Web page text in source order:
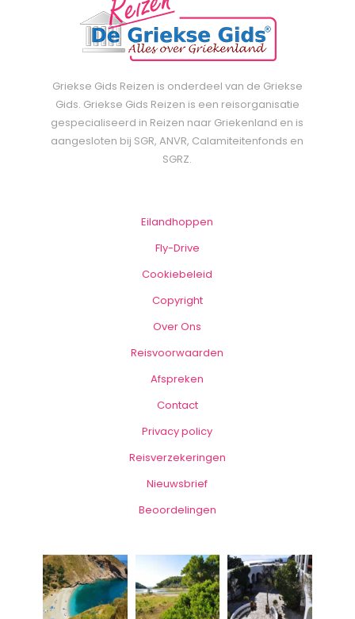
Griekse Gids Reizen is onderdeel van de Griekse
Gids. Griekse Gids Reizen is een reisorganisatie
gespecialiseerd in Reizen naar Griekenland en is
aangesloten bij SGR, ANVR, Calamiteitenfonds en
SGRZ.
Eilandhoppen
Fly-Drive
Cookiebeleid
Copyright
Over Ons
Reisvoorwaarden
Afspreken
Contact
Privacy policy
Reisverzekeringen
Nieuwsbrief
Beoordelingen